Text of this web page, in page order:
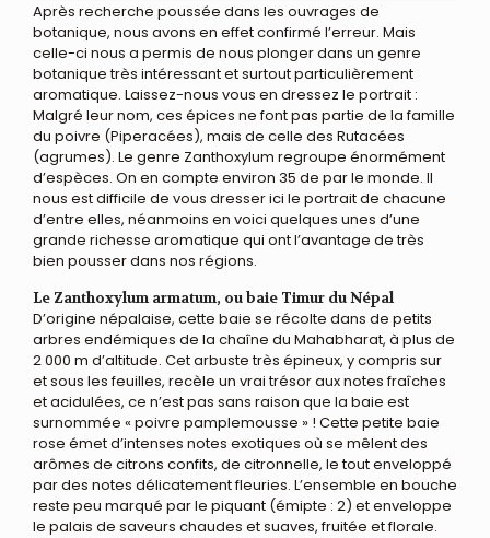
Après recherche poussée dans les ouvrages de
botanique, nous avons en effet confirmé l’erreur. Mais
celle-ci nous a permis de nous plonger dans un genre
botanique très intéressant et surtout particulièrement
aromatique. Laissez-nous vous en dressez le portrait :
Malgré leur nom, ces épices ne font pas partie de la famille
du poivre (Piperacées), mais de celle des Rutacées
(agrumes). Le genre Zanthoxylum regroupe énormément
d’espèces. On en compte environ 35 de par le monde. Il
nous est difficile de vous dresser ici le portrait de chacune
d’entre elles, néanmoins en voici quelques unes d’une
grande richesse aromatique qui ont l’avantage de très
bien pousser dans nos régions.
Le Zanthoxylum armatum, ou baie Timur du Népal
D’origine népalaise, cette baie se récolte dans de petits
arbres endémiques de la chaîne du Mahabharat, à plus de
2 000 m d’altitude. Cet arbuste très épineux, y compris sur
et sous les feuilles, recèle un vrai trésor aux notes fraîches
et acidulées, ce n’est pas sans raison que la baie est
surnommée « poivre pamplemousse » ! Cette petite baie
rose émet d’intenses notes exotiques où se mêlent des
arômes de citrons confits, de citronnelle, le tout enveloppé
par des notes délicatement fleuries. L’ensemble en bouche
reste peu marqué par le piquant (émipte : 2) et enveloppe
le palais de saveurs chaudes et suaves, fruitée et florale.